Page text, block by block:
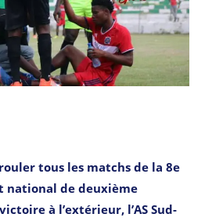
tous les matchs de la 8e
national de deuxième
à l’extérieur, l’AS Sud-